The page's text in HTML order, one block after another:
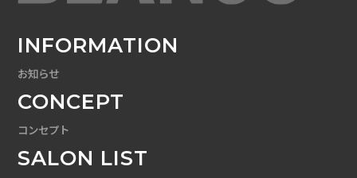
INFORMATION
お知らせ
CONCEPT
コンセプト
SALON LIST